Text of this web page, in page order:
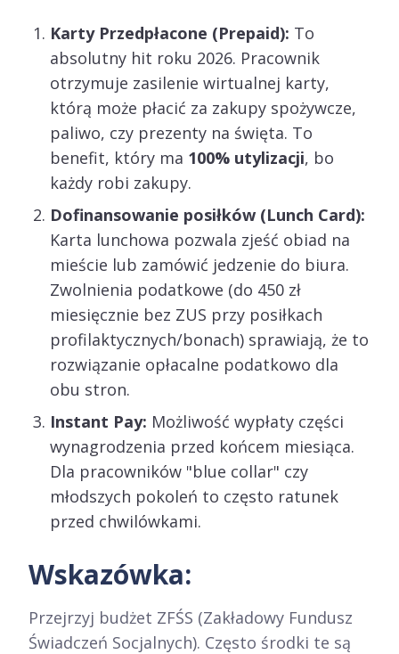
Karty Przedpłacone (Prepaid): To
absolutny hit roku 2026. Pracownik
otrzymuje zasilenie wirtualnej karty,
którą może płacić za zakupy spożywcze,
paliwo, czy prezenty na święta. To
benefit, który ma 100% utylizacji, bo
każdy robi zakupy.
Dofinansowanie posiłków (Lunch Card):
Karta lunchowa pozwala zjeść obiad na
mieście lub zamówić jedzenie do biura.
Zwolnienia podatkowe (do 450 zł
miesięcznie bez ZUS przy posiłkach
profilaktycznych/bonach) sprawiają, że to
rozwiązanie opłacalne podatkowo dla
obu stron.
Instant Pay: Możliwość wypłaty części
wynagrodzenia przed końcem miesiąca.
Dla pracowników "blue collar" czy
młodszych pokoleń to często ratunek
przed chwilówkami.
Wskazówka:
Przejrzyj budżet ZFŚS (Zakładowy Fundusz
Świadczeń Socjalnych). Często środki te są